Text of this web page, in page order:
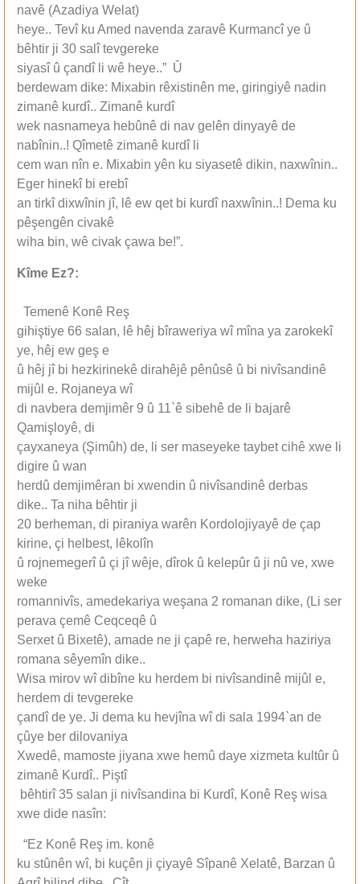
navê (Azadiya Welat)
heye.. Tevî ku Amed navenda zaravê Kurmancî ye û
bêhtir ji 30 salî tevgereke
siyasî û çandî li wê heye..” Û
berdewam dike: Mixabin rêxistinên me, giringiyê nadin
zimanê kurdî.. Zimanê kurdî
wek nasnameya hebûnê di nav gelên dinyayê de
nabînin..! Qîmetê zimanê kurdî li
cem wan nîn e. Mixabin yên ku siyasetê dikin, naxwînin..
Eger hinekî bi erebî
an tirkî dixwînin jî, lê ew qet bi kurdî naxwînin..! Dema ku
pêşengên civakê
wiha bin, wê civak çawa be!”.
Kîme Ez?:
Temenê Konê Reş
gihiştiye 66 salan, lê hêj bîraweriya wî mîna ya zarokekî
ye, hêj ew geş e
û hêj jî bi hezkirinekê dirahêjê pênûsê û bi nivîsandinê
mijûl e. Rojaneya wî
di navbera demjimêr 9 û 11`ê sibehê de li bajarê
Qamişloyê, di
çayxaneya (Şimûh) de, li ser maseyeke taybet cihê xwe li
digire û wan
herdû demjimêran bi xwendin û nivîsandinê derbas
dike.. Ta niha bêhtir ji
20 berheman, di piraniya warên Kordolojiyayê de çap
kirine, çi helbest, lêkolîn
û rojnemegerî û çi jî wêje, dîrok û kelepûr û ji nû ve, xwe
weke
romannivîs, amedekariya weşana 2 romanan dike, (Li ser
perava çemê Ceqceqê û
Serxet û Bixetê), amade ne ji çapê re, herweha haziriya
romana sêyemîn dike..
Wisa mirov wî dibîne ku herdem bi nivîsandinê mijûl e,
herdem di tevgereke
çandî de ye. Ji dema ku hevjîna wî di sala 1994`an de
çûye ber dilovaniya
Xwedê, mamoste jiyana xwe hemû daye xizmeta kultûr û
zimanê Kurdî.. Piştî
bêhtirî 35 salan ji nivîsandina bi Kurdî, Konê Reş wisa
xwe dide nasîn:
“Ez Konê Reş im. konê
ku stûnên wî, bi kuçên ji çiyayê Sîpanê Xelatê, Barzan û